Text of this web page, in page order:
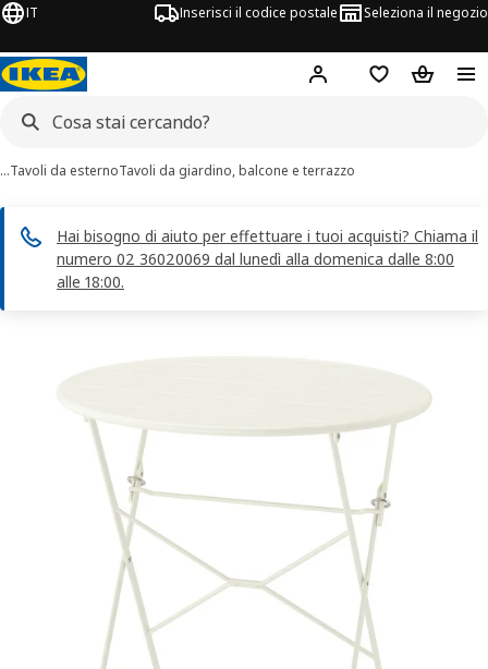
IT Inserisci il codice postale Seleziona il negozio
Hej! AccediLista deiCarrello
…Tavoli da esternoTavoli da giardino, balcone e terrazzo
Hai bisogno di aiuto per effettuare i tuoi acquisti? Chiama il
numero 02 36020069 dal lunedì alla domenica dalle 8:00
alle 18:00.